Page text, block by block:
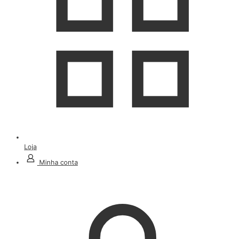
Loja
Minha conta